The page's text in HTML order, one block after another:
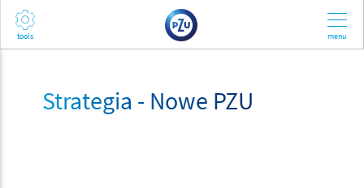
Strategia - Nowe PZU